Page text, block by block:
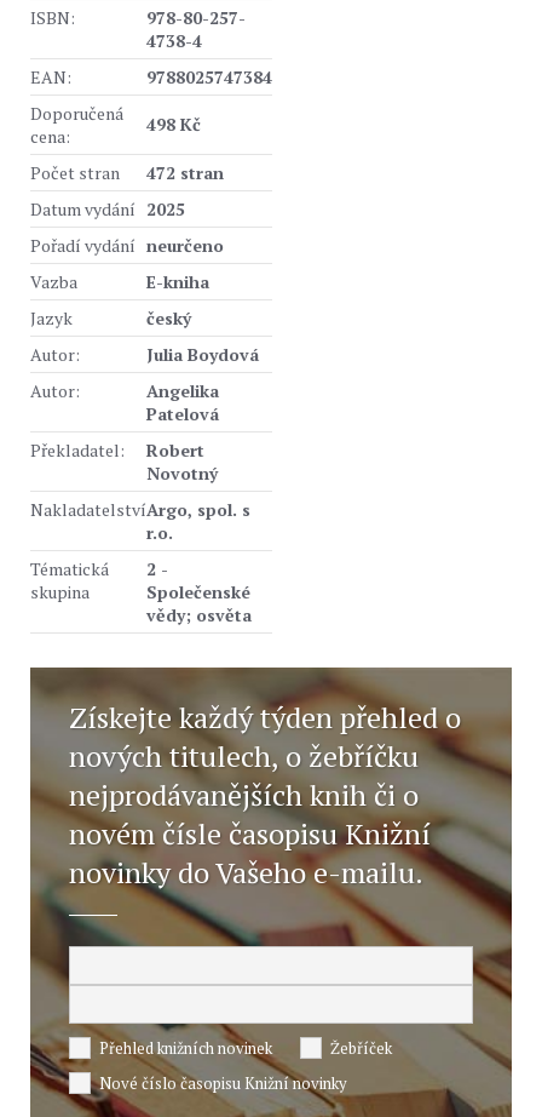
ISBN:
978-80-257-
4738-4
EAN:
9788025747384
Doporučená
cena:
498 Kč
Počet stran
472 stran
Datum vydání 2025
Pořadí vydání neurčeno
Vazba
E-kniha
Jazyk
český
Autor:
Julia Boydová
Autor:
Angelika
Patelová
Překladatel:
Robert
Novotný
NakladatelstvíArgo, spol. s
r.o.
Tématická
skupina
2 -
Společenské
vědy; osvěta
Získejte každý týden přehled o
nových titulech, o žebříčku
nejprodávanějších knih či o
novém čísle časopisu Knižní
novinky do Vašeho e-mailu.
Přehled knižních novinek
Žebříček
Nové číslo časopisu Knižní novinky